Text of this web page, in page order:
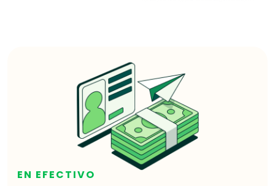
EN EFECTIVO